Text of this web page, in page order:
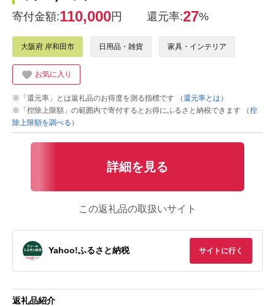
寄付金額:110,000円 還元率:27%
大阪府 岸和田市 日用品・雑貨 家具・インテリア
お気に入り
※「還元率」とは返礼品のお得度を測る指標です
（還元率とは）
※「控除上限額」の範囲内で寄付するとお得にふるさと納税できます
（控
除上限額を調べる）
詳細を見る
この返礼品の取扱いサイト
Yahoo!ふるさと納税 サイトに行く
返礼品紹介